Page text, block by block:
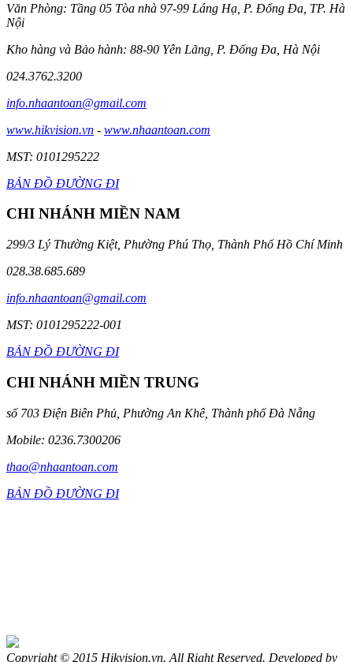
Văn Phòng: Tầng 05 Tòa nhà 97-99 Láng Hạ, P. Đống Đa, TP. Hà
Nội
Kho hàng và Bảo hành: 88-90 Yên Lãng, P. Đống Đa, Hà Nội
024.3762.3200
info.nhaantoan@gmail.com
www.hikvision.vn - www.nhaantoan.com
MST: 0101295222
BẢN ĐỒ ĐƯỜNG ĐI
CHI NHÁNH MIỀN NAM
299/3 Lý Thường Kiệt, Phường Phú Thọ, Thành Phố Hồ Chí Minh
028.38.685.689
info.nhaantoan@gmail.com
MST: 0101295222-001
BẢN ĐỒ ĐƯỜNG ĐI
CHI NHÁNH MIỀN TRUNG
số 703 Điện Biên Phủ, Phường An Khê, Thành phố Đà Nẵng
Mobile: 0236.7300206
thao@nhaantoan.com
BẢN ĐỒ ĐƯỜNG ĐI
Copyright © 2015 Hikvision.vn. All Right Reserved. Developed by